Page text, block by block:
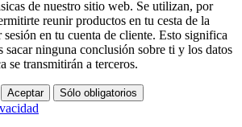
de nuestro sitio web. Se utilizan, por
reunir productos en tu cesta de la
en tu cuenta de cliente. Esto significa
sacar ninguna conclusión sobre ti y los datos
se transmitirán a terceros.
Aceptar Sólo obligatorios